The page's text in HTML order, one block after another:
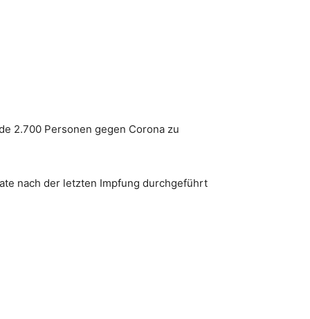
2.700 Personen gegen Corona zu
nach der letzten Impfung durchgeführt